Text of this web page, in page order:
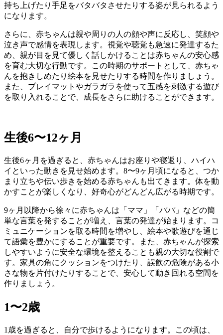
持ち上げたり手足をバタバタさせたりする姿が見られるよう
になります。
さらに、赤ちゃんは親や周りの人の顔や声に反応し、笑顔や
泣き声で感情を表現します。視覚や聴覚も急速に発達するた
め、親が目を見て優しく話しかけることは赤ちゃんの安心感
を育む大切な行動です。この時期のサポートとして、赤ちゃ
んを抱きしめたり絵本を見せたりする時間を作りましょう。
また、プレイマットやガラガラを使って五感を刺激する遊び
を取り入れることで、成長をさらに助けることができます。
生後6〜12ヶ月
生後6ヶ月を過ぎると、赤ちゃんはお座りや寝返り、ハイハ
イといった動きを見せ始めます。8〜9ヶ月頃になると、つか
まり立ちや伝い歩きを始める赤ちゃんも出てきます。体を動
かすことが楽しくなり、好奇心がどんどん広がる時期です。
9ヶ月以降から徐々に赤ちゃんは「ママ」「パパ」などの簡
単な言葉を発することが増え、言葉の発達が始まります。コ
ミュニケーションを取る時間を増やし、絵本や歌遊びを通じ
て語彙を豊かにすることが重要です。また、赤ちゃんが探索
しやすいように安全な環境を整えることも親の大切な役割で
す。家具の角にクッションをつけたり、誤飲の危険がある小
さな物を片付けたりすることで、安心して動き回れる空間を
作りましょう。
1〜2歳
1歳を過ぎると、自分で歩けるようになります。この頃は、